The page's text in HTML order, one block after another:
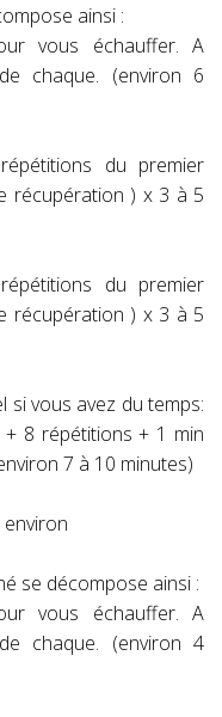
ainsi :
vous échauffer. A
chaque. (environ 6
du premier
récupération ) x 3 à 5
du premier
récupération ) x 3 à 5
vous avez du temps:
8 répétitions + 1 min
7 à 10 minutes)
se décompose ainsi :
vous échauffer. A
chaque. (environ 4